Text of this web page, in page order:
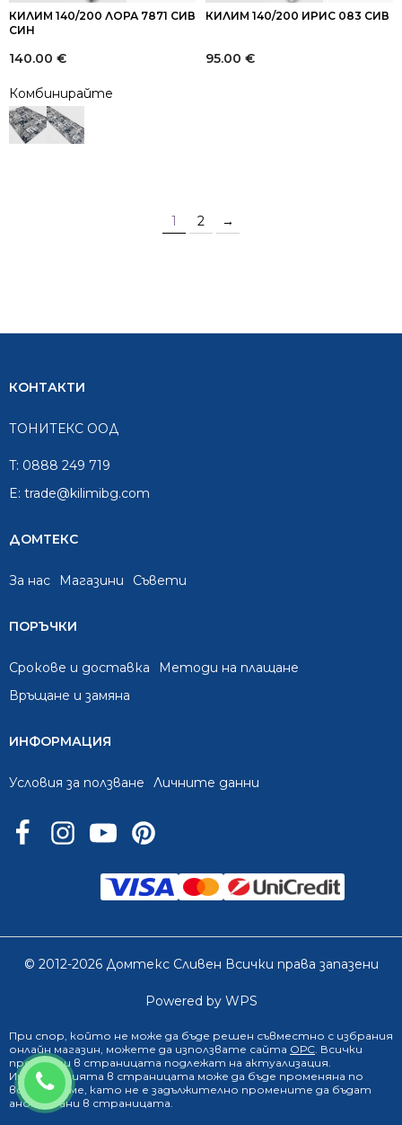
0888 249 719
КИЛИМ 140/200 ЛОРА 7871 СИВ
СИН
140.00 €
Комбинирайте
КИЛИМ 140/200 ИРИС 083 СИВ
95.00 €
1 2 →
КОНТАКТИ
ТОНИТЕКС ООД
T: 0888 249 719
E: trade@kilimibg.com
ДОМТЕКС
За нас Mагазини Съвети
ПОРЪЧКИ
Срокове и доставка
Методи на плащане
Връщане и замяна
ИНФОРМАЦИЯ
Условия за ползване Личните данни
© 2012-2026 Домтекс Сливен Всички права запазени
Powered by WPS
При спор, който не може да бъде решен съвместно с избрания
онлайн магазин, можете да използвате сайта ОРС. Всички
продукти в страницата подлежат на актуализация.
Информацията в страницата може да бъде променяна по
всяко време, като не е задължително промените да бъдат
анонсирани в страницата.